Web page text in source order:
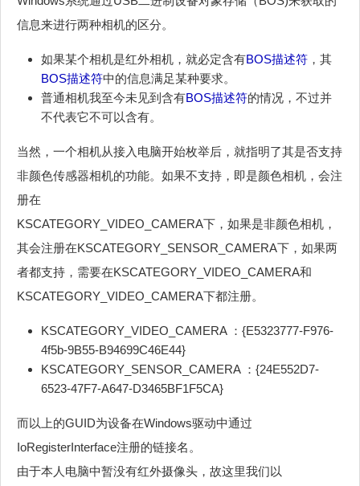
信息来进行两种相机的区分。
如果某个相机是红外相机，就必定含有BOS描述符 ，其
BOS描述符中的信息满足某种要求。
普通相机我至今未见到含有BOS描述符的情况，不过并
不代表它不可以含有。
当然，一个相机从接入电脑开始枚举后，就指明了其是否支持
非颜色传感器相机的功能。如果不支持，即是颜色相机，会注
册在
KSCATEGORY_VIDEO_CAMERA下，如果是非颜色相机，
其会注册在KSCATEGORY_SENSOR_CAMERA下，如果两
者都支持，需要在KSCATEGORY_VIDEO_CAMERA和
KSCATEGORY_VIDEO_CAMERA下都注册。
KSCATEGORY_VIDEO_CAMERA ：{E5323777-F976-
4f5b-9B55-B94699C46E44}
KSCATEGORY_SENSOR_CAMERA ：{24E552D7-
6523-47F7-A647-D3465BF1F5CA}
而以上的GUID为设备在Windows驱动中通过
IoRegisterInterface注册的链接名。
由于本人电脑中暂没有红外摄像头，故这里我们以